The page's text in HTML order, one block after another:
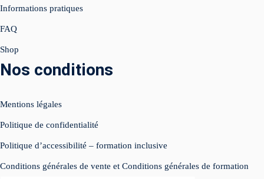
Instagram
Live
Business
réseaux sociaux
Informations pratiques
FAQ
Shop
Nos conditions
Mentions légales
Politique de confidentialité
Politique d’accessibilité – formation inclusive
Conditions générales de vente et Conditions générales de formation